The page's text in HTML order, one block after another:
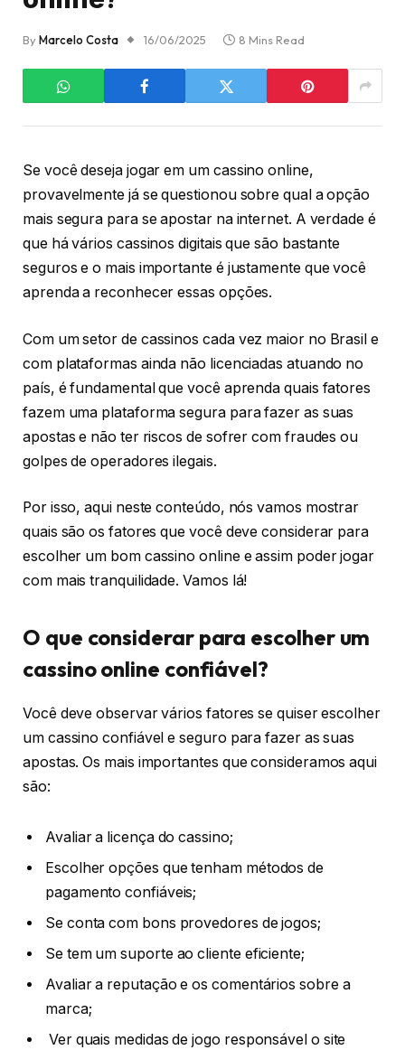
ByMarcelo Costa 16/06/2025 8 Mins Read
Se você deseja jogar em um cassino online,
provavelmente já se questionou sobre qual a opção
mais segura para se apostar na internet. A verdade é
que há vários cassinos digitais que são bastante
seguros e o mais importante é justamente que você
aprenda a reconhecer essas opções.
Com um setor de cassinos cada vez maior no Brasil e
com plataformas ainda não licenciadas atuando no
país, é fundamental que você aprenda quais fatores
fazem uma plataforma segura para fazer as suas
apostas e não ter riscos de sofrer com fraudes ou
golpes de operadores ilegais.
Por isso, aqui neste conteúdo, nós vamos mostrar
quais são os fatores que você deve considerar para
escolher um bom cassino online e assim poder jogar
com mais tranquilidade. Vamos lá!
O que considerar para escolher um
cassino online confiável?
Você deve observar vários fatores se quiser escolher
um cassino confiável e seguro para fazer as suas
apostas. Os mais importantes que consideramos aqui
são:
Avaliar a licença do cassino;
Escolher opções que tenham métodos de
pagamento confiáveis;
Se conta com bons provedores de jogos;
Se tem um suporte ao cliente eficiente;
Avaliar a reputação e os comentários sobre a
marca;
Ver quais medidas de jogo responsável o site